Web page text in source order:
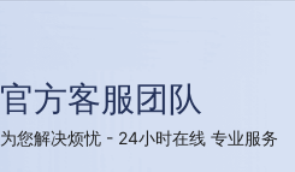
官方客服团队
为您解决烦忧 - 24小时在线 专业服务